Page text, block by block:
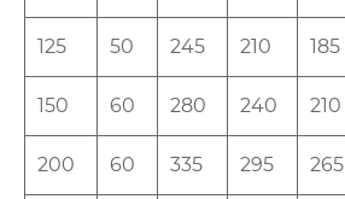
125 50 245 210 185
150 60 280 240 210
200 60 335 295 265